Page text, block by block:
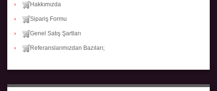
Hakkımızda
Sipariş Formu
Genel Satış Şartları
Referanslarımızdan Bazıları;